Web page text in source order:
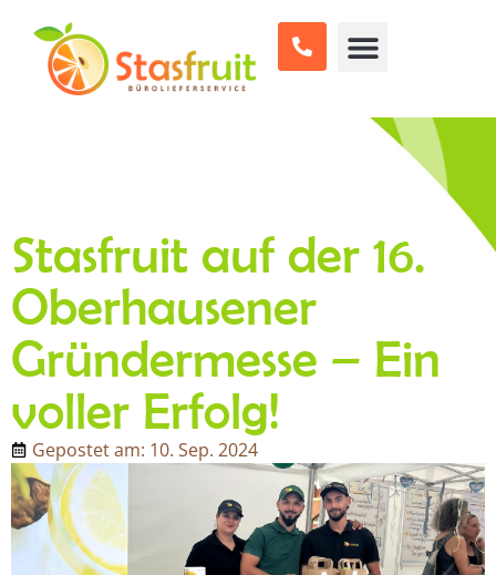
Stasfruit auf der 16.
Oberhausener
Gründermesse – Ein
voller Erfolg!
Gepostet am: 10. Sep. 2024